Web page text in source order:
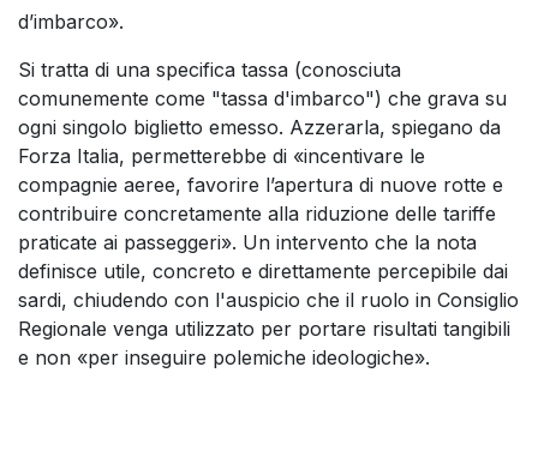
d’imbarco».
Si tratta di una specifica tassa (conosciuta
comunemente come "tassa d'imbarco") che grava su
ogni singolo biglietto emesso. Azzerarla, spiegano da
Forza Italia, permetterebbe di «incentivare le
compagnie aeree, favorire l’apertura di nuove rotte e
contribuire concretamente alla riduzione delle tariffe
praticate ai passeggeri». Un intervento che la nota
definisce utile, concreto e direttamente percepibile dai
sardi, chiudendo con l'auspicio che il ruolo in Consiglio
Regionale venga utilizzato per portare risultati tangibili
e non «per inseguire polemiche ideologiche».